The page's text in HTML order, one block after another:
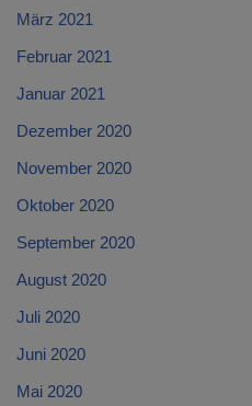
März 2021
Februar 2021
Januar 2021
Dezember 2020
November 2020
Oktober 2020
September 2020
August 2020
Juli 2020
Juni 2020
Mai 2020